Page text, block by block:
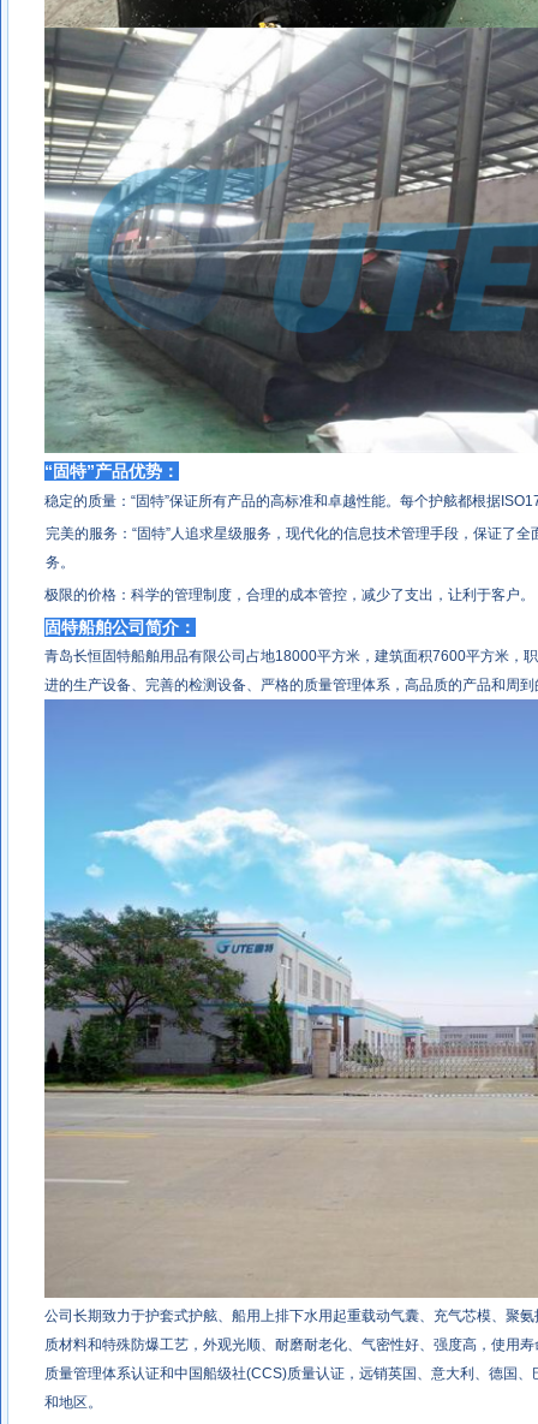
“固特”产品优势：
稳定的质量：“固特”保证所有产品的高标准和卓越性能。每个护舷都根据
完美的服务：“固特”人追求星级服务，现代化的信息技术管理手段，保证了
务。
极限的价格：科学的管理制度，合理的成本管控，减少了支出，让利于客户。
固特船舶公司简介：
青岛长恒固特船舶用品有限公司占地18000平方米，建筑面积7600平方米，
进的生产设备、完善的检测设备、严格的质量管理体系，高品质的产品和周
公司长期致力于护套式护舷、船用上排下水用起重载动气囊、充气芯模、聚
质材料和特殊防爆工艺，外观光顺、耐磨耐老化、气密性好、强度高，使用
质量管理体系认证和中国船级社(CCS)质量认证，远销英国、意大利、德国
和地区。